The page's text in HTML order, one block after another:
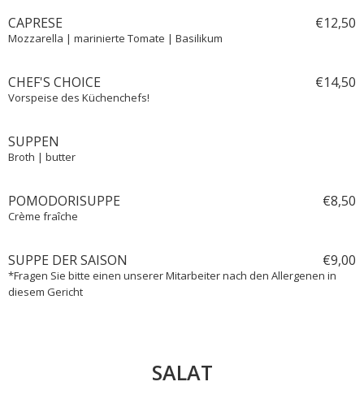
CAPRESE €12,50
Mozzarella | marinierte Tomate | Basilikum
CHEF'S CHOICE €14,50
Vorspeise des Küchenchefs!
SUPPEN
Broth | butter
POMODORISUPPE €8,50
Crème fraîche
SUPPE DER SAISON €9,00
*Fragen Sie bitte einen unserer Mitarbeiter nach den Allergenen in
diesem Gericht
SALAT